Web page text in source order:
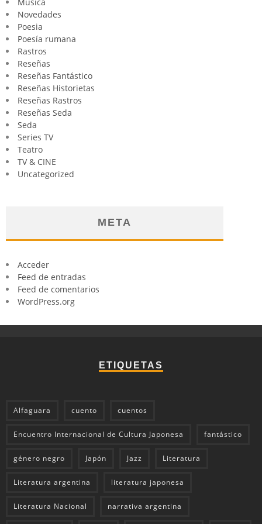
Música
Novedades
Poesia
Poesía rumana
Rastros
Reseñas
Reseñas Fantástico
Reseñas Historietas
Reseñas Rastros
Reseñas Seda
Seda
Series TV
Teatro
TV & CINE
Uncategorized
META
Acceder
Feed de entradas
Feed de comentarios
WordPress.org
ETIQUETAS
Alfaguara cuento cuentos
Encuentro Internacional de Cultura Japonesa fantástico
género negro Japón Jazz Literatura
Literatura argentina literatura japonesa
Literatura Nacional narrativa argentina